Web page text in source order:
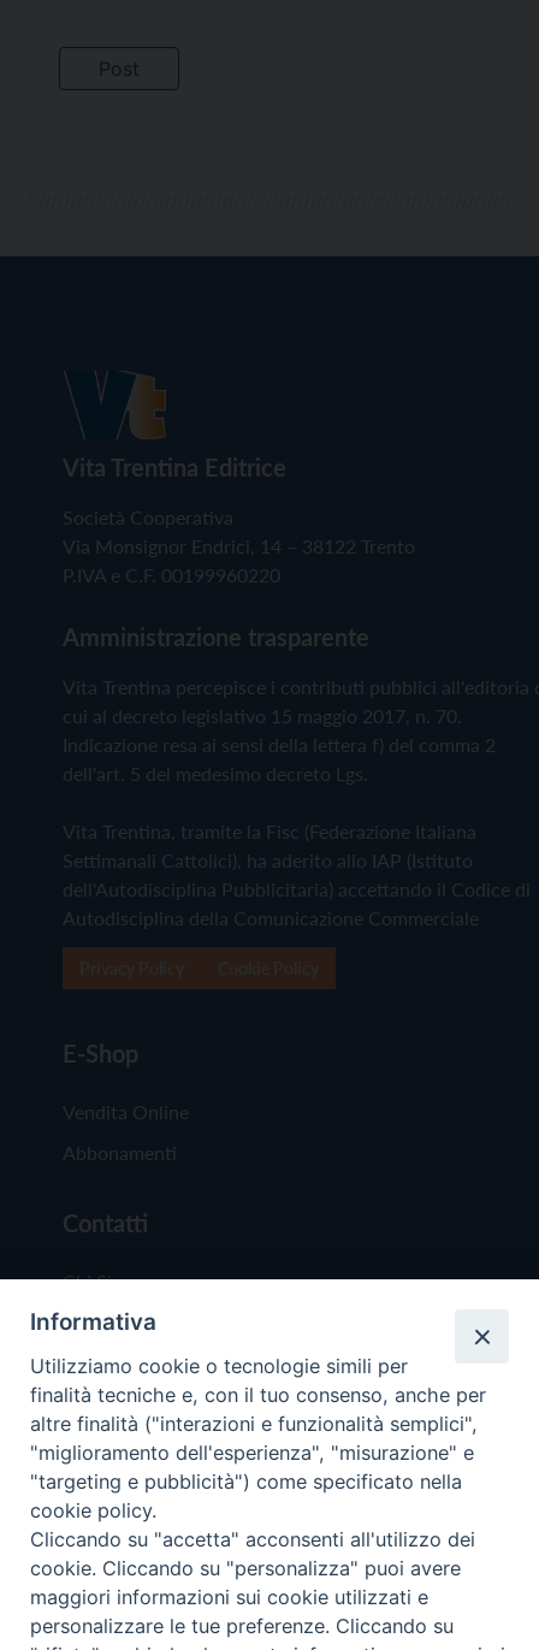
Vita Trentina Editrice
Società Cooperativa
Via Monsignor Endrici, 14 – 38122 Trento
P.IVA e C.F. 00199960220
Amministrazione trasparente
Vita Trentina percepisce i contributi pubblici all'editoria
cui al decreto legislativo 15 maggio 2017, n. 70.
Indicazione resa ai sensi della lettera f) del comma 2
dell'art. 5 del medesimo decreto Lgs.
Vita Trentina, tramite la Fisc (Federazione Italiana
Settimanali Cattolici), ha aderito allo IAP (Istituto
dell'Autodisciplina Pubblicitaria) accettando il Codice di
Autodisciplina della Comunicazione Commerciale
E-Shop
Vendita Online
Abbonamenti
Contatti
Chi Siamo
Redazione
Scrivici
Copyright © 2019 - Tutti i diritti riservati - Vita
Trentina Editrice
Privacy Policy
Torna
Informativa
Utilizziamo cookie o tecnologie simili per
finalità tecniche e, con il tuo consenso, anche per
altre finalità ("interazioni e funzionalità semplici",
"miglioramento dell'esperienza", "misurazione" e
"targeting e pubblicità") come specificato nella
cookie policy.
Cliccando su "accetta" acconsenti all'utilizzo dei
cookie. Cliccando su "personalizza" puoi avere
maggiori informazioni sui cookie utilizzati e
personalizzare le tue preferenze. Cliccando su